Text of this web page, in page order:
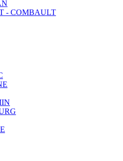
- COMBAULT